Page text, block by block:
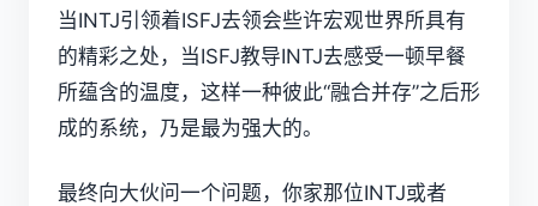
当INTJ引领着ISFJ去领会些许宏观世界所具有
的精彩之处，当ISFJ教导INTJ去感受一顿早餐
所蕴含的温度，这样一种彼此“融合并存”之后形
成的系统，乃是最为强大的。
最终向大伙问一个问题，你家那位INTJ或者